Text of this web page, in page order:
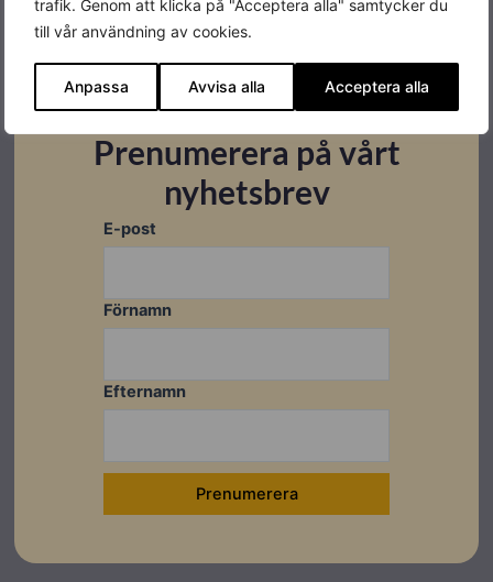
trafik. Genom att klicka på "Acceptera alla" samtycker du
till vår användning av cookies.
Anpassa Avvisa alla Acceptera alla
Specifikationer
Varumärke Sungrow
Datablad
Ladda ner
Installationsmanual
Prenumerera på vårt
nyhetsbrev
E-post
Förnamn
Efternamn